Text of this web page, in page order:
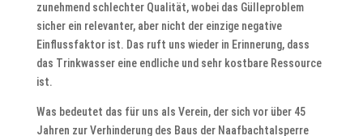
zunehmend schlechter Qualität, wobei das Gülleproblem
sicher ein relevanter, aber nicht der einzige negative
Einflussfaktor ist. Das ruft uns wieder in Erinnerung, dass
das Trinkwasser eine endliche und sehr kostbare Ressource
ist.
Was bedeutet das für uns als Verein, der sich vor über 45
Jahren zur Verhinderung des Baus der Naafbachtalsperre